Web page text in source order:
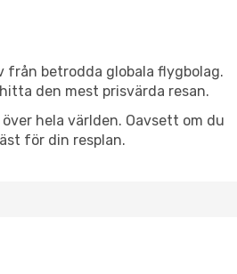
betrodda globala flygbolag.
den mest prisvärda resan.
hela världen. Oavsett om du
för din resplan.